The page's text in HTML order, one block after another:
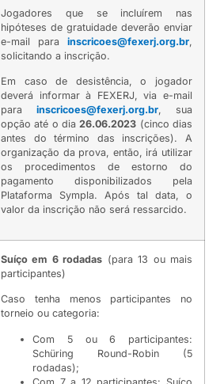
Jogadores que se incluírem nas
hipóteses de gratuidade deverão enviar
e-mail para inscricoes@fexerj.org.br
solicitando a inscrição.
Em caso de desistência, o jogador
deverá informar à FEXERJ, via e-mail
para inscricoes@fexerj.org.br , sua
opção até o dia26.06.2023 (cinco dias
antes do término das inscrições). A
organização da prova, então, irá utilizar
os procedimentos de estorno do
pagamento disponibilizados pela
Plataforma Sympla. Após tal data, o
valor da inscrição não será ressarcido.
Suíço em 6 rodadas (para 13 ou mais
participantes)
Caso tenha menos participantes no
torneio ou categoria:
Com 5 ou 6 participantes:
Schüring Round-Robin (5
rodadas);